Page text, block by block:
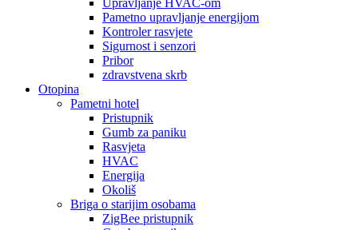
Upravljanje HVAC-om
Pametno upravljanje energijom
Kontroler rasvjete
Sigurnost i senzori
Pribor
zdravstvena skrb
Otopina
Pametni hotel
Pristupnik
Gumb za paniku
Rasvjeta
HVAC
Energija
Okoliš
Briga o starijim osobama
ZigBee pristupnik